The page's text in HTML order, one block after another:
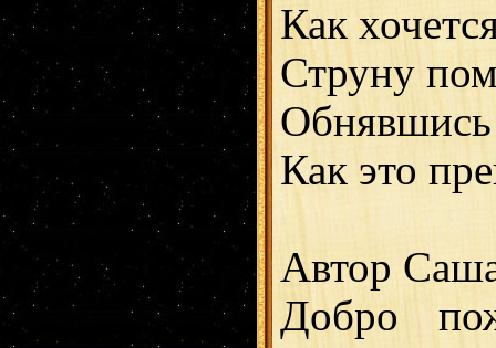
Как
Струну
Обнявшись
Как это
Автор
Добро